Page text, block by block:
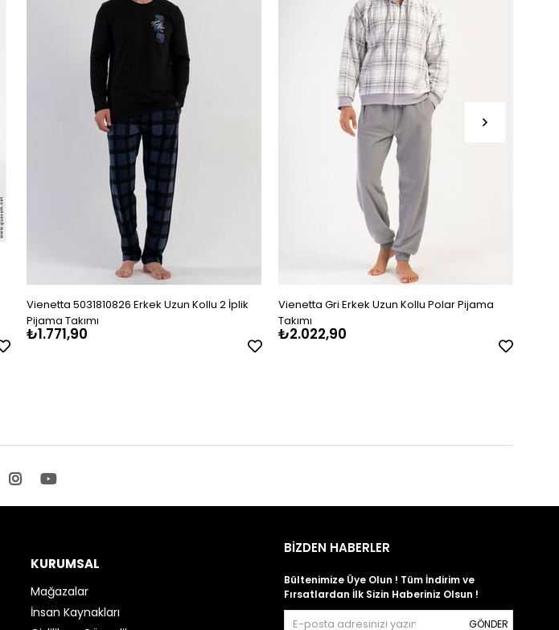
Vienetta 5031810826 Erkek Uzun Kollu 2 İplik
Pijama Takımı
₺1.771,90
Vienetta Gri Erkek Uzun Kollu Polar Pijama
Takımı
₺2.022,90
KURUMSAL
Mağazalar
İnsan Kaynakları
BİZDEN HABERLER
Bültenimize Üye Olun ! Tüm İndirim ve
Fırsatlardan İlk Sizin Haberiniz Olsun !
GÖNDER